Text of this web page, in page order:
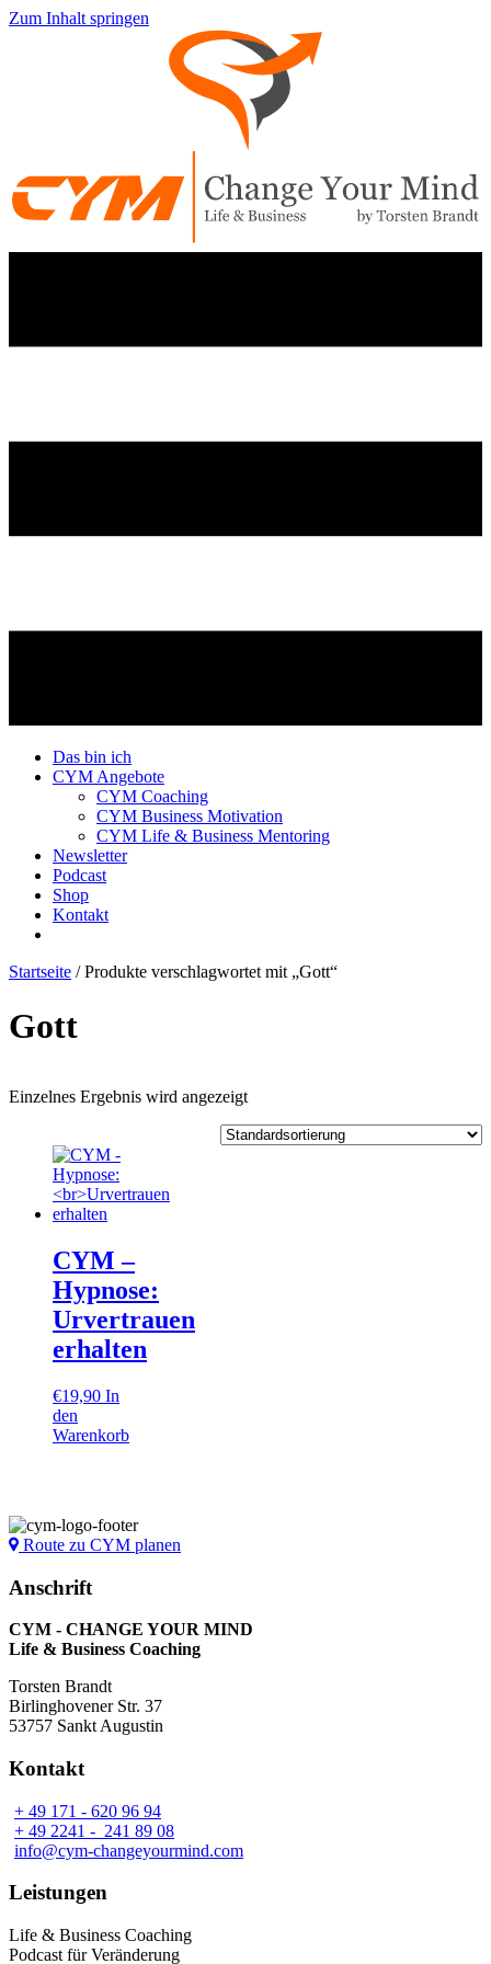
Zum Inhalt springen
Das bin ich
CYM Angebote
CYM Coaching
CYM Business Motivation
CYM Life & Business Mentoring
Newsletter
Podcast
Shop
Kontakt
Startseite / Produkte verschlagwortet mit „Gott“
Gott
Einzelnes Ergebnis wird angezeigt
CYM –
Hypnose:
Urvertrauen
erhalten
€19,90 In
den
Warenkorb
Route zu CYM planen
Anschrift
CYM - CHANGE YOUR MIND
Life & Business Coaching
Torsten Brandt
Birlinghovener Str. 37
53757 Sankt Augustin
Kontakt
+ 49 171 - 620 96 94
+ 49 2241 - 241 89 08
info@cym-changeyourmind.com
Leistungen
Life & Business Coaching
Podcast für Veränderung